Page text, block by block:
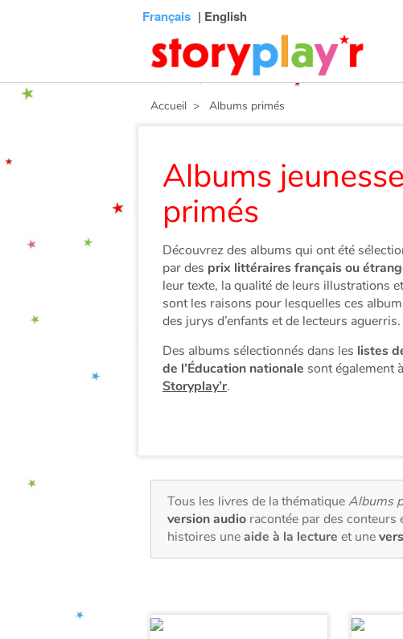
Français | English
Accueil > Albums primés
Albums
primés
Découvrez des albums qui ont été
par des prix littéraires français ou
leur texte, la qualité de leurs illustrations
sont les raisons pour lesquelles ces
des jurys d’enfants et de lecteurs aguerris.
Des albums sélectionnés dans les listes
de l’Éducation nationale sont également
Storyplay’r.
Tous les livres de la thématiqueAlbums
version audio racontée par des
histoires uneaide à la lecture et une